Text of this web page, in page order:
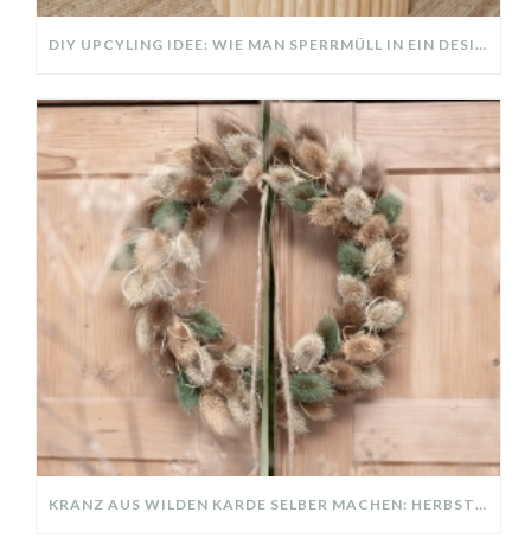
DIY UPCYLING IDEE: WIE MAN SPERRMÜLL IN EIN DESIGNER TEIL VERWANDELT
KRANZ AUS WILDEN KARDE SELBER MACHEN: HERBSTDEKO GANZ EINFACH